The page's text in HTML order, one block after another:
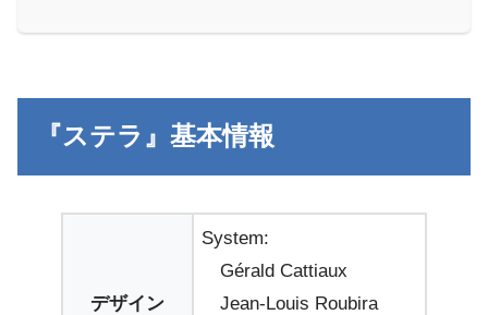
『ステラ』基本情報
デザイン
System:
Gérald Cattiaux
Jean-Louis Roubira